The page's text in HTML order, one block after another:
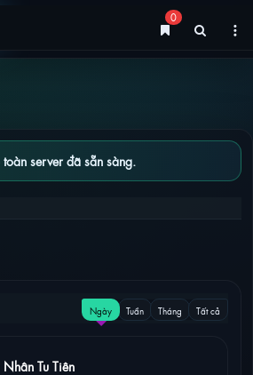
0
server đã sẵn sàng.
NĂM 2019
Ngày Tuần Tháng Tất cả
Nhân Tu Tiên